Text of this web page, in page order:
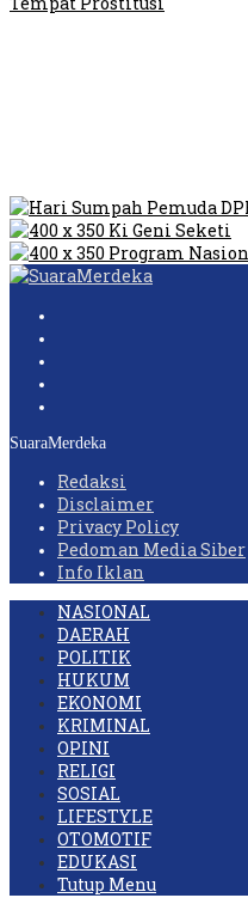
SuaraMerdeka
Redaksi
Disclaimer
Privacy Policy
Pedoman Media Siber
Info Iklan
NASIONAL
DAERAH
POLITIK
HUKUM
EKONOMI
KRIMINAL
OPINI
RELIGI
SOSIAL
LIFESTYLE
OTOMOTIF
EDUKASI
Tutup Menu